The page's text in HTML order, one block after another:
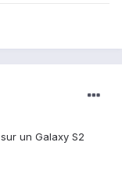
un Galaxy S2